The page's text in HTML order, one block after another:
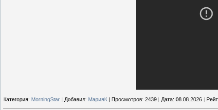
Категория: MorningStar | Добавил: МарияК | Просмотров: 2439 | Дата: 08.08.2026 |